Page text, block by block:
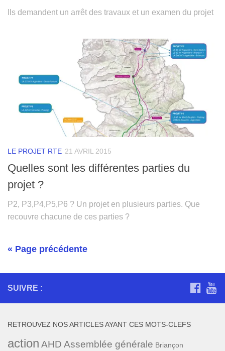
Ils demandent un arrêt des travaux et un examen du projet
LE PROJET RTE 21 AVRIL 2015
Quelles sont les différentes parties du
projet ?
P2, P3,P4,P5,P6 ? Un projet en plusieurs parties. Que
recouvre chacune de ces parties ?
« Page précédente
SUIVRE :
RETROUVEZ NOS ARTICLES AYANT CES MOTS-CLEFS
action AHD Assemblée générale Briançon